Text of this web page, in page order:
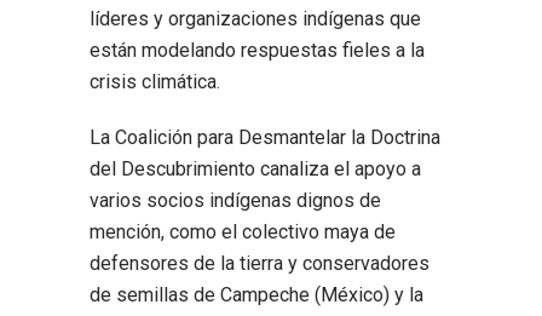
líderes y organizaciones indígenas que
están modelando respuestas fieles a la
crisis climática.
La Coalición para Desmantelar la Doctrina
del Descubrimiento canaliza el apoyo a
varios socios indígenas dignos de
mención, como el colectivo maya de
defensores de la tierra y conservadores
de semillas de Campeche (México) y la